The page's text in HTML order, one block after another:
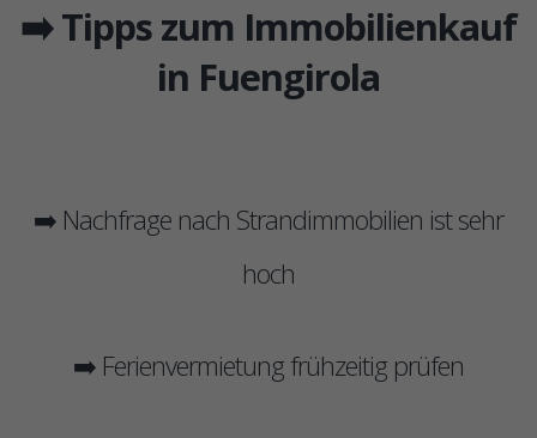
➡️ Tipps zum Immobilienkauf
in Fuengirola
➡️ Nachfrage nach Strandimmobilien ist sehr
hoch
➡️ Ferienvermietung frühzeitig prüfen